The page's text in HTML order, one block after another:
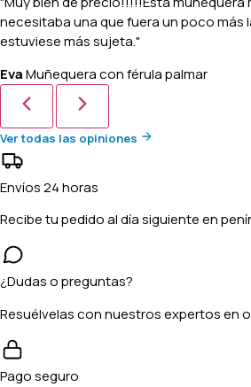
necesitaba una que fuera un poco más
estuviese más sujeta."
EvaMuñequera con férula palmar
Ver todas las opiniones
Envíos 24 horas
Recibe tu pedido al día siguiente en
¿Dudas o preguntas?
Resuélvelas con nuestros expertos en
Pago seguro